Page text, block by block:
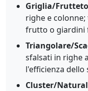
Griglia/
righe e
frutto o giardini
Triangolare/
sfalsati in righe
l'efficienza dello
Cluster/